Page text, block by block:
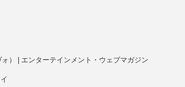
） | エンターテインメント・ウェブマガジン